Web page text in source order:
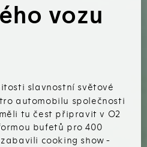
vozu
slavnostní světové
automobilu společnosti
měli tu čest připravit v O2
bufetů pro 400
cooking show -